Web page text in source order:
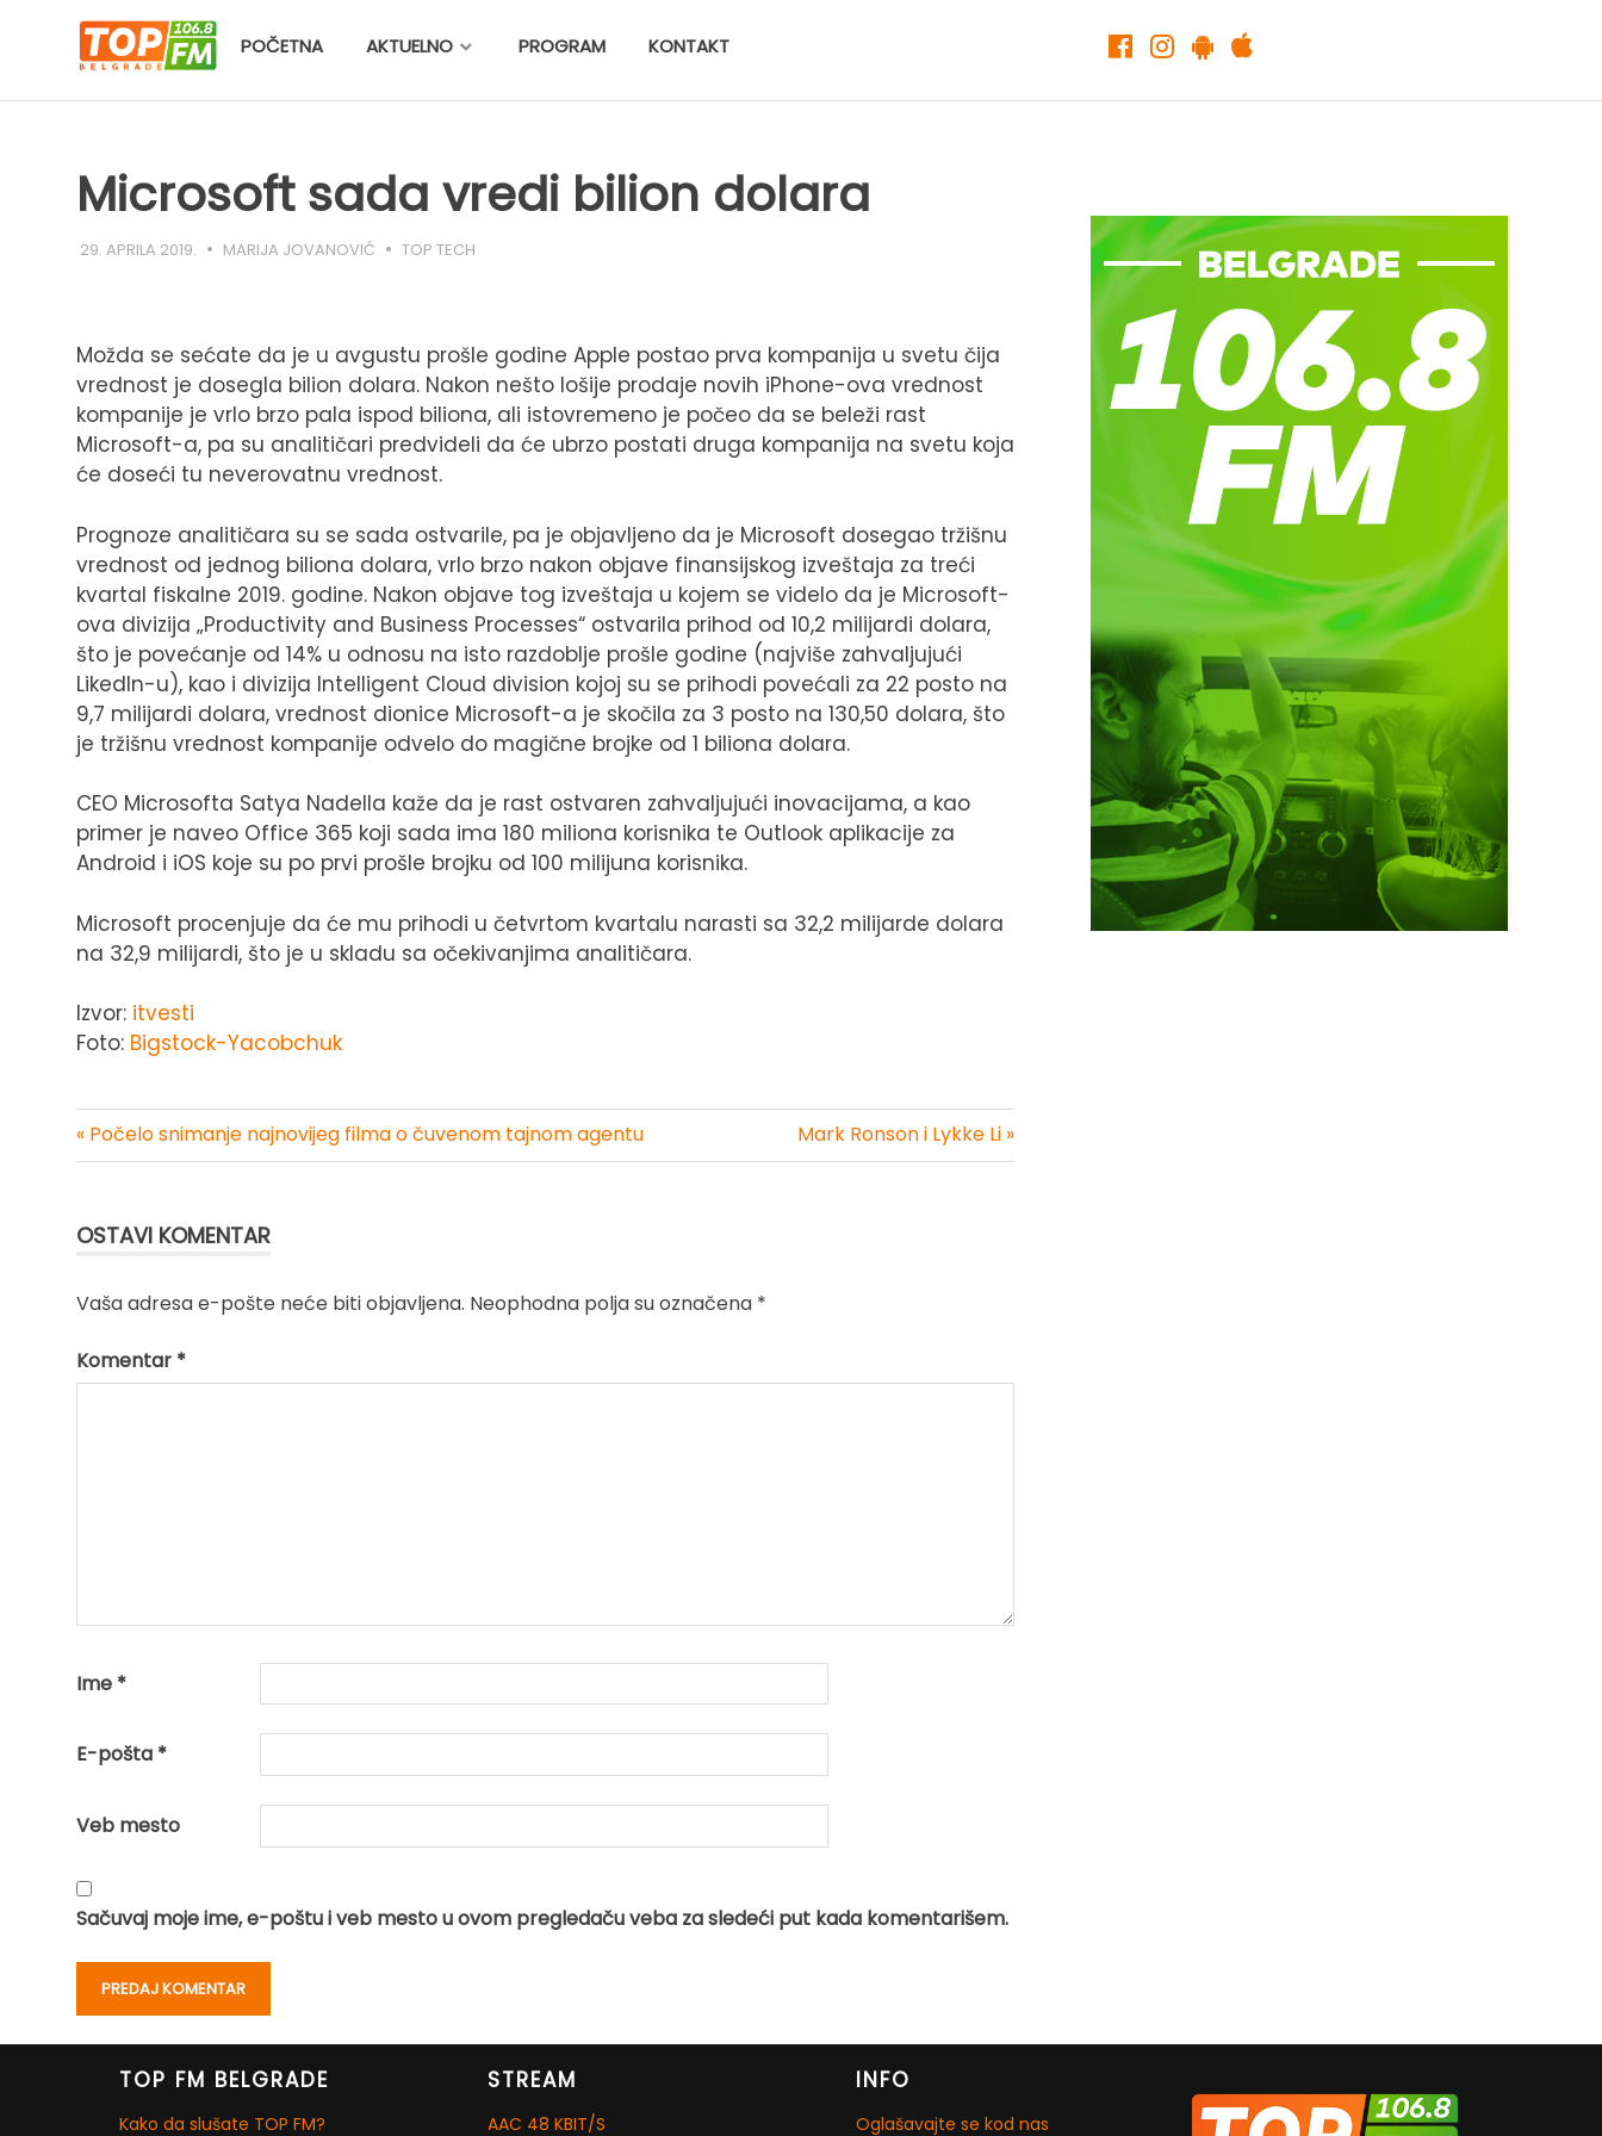
POČETNA AKTUELNO PROGRAM KONTAKT
Microsoft sada vredi bilion dolara
29. APRILA 2019. MARIJA JOVANOVIĆ TOP TECH
Možda se sećate da je u avgustu prošle godine Apple postao prva kompanija u svetu čija
vrednost je dosegla bilion dolara. Nakon nešto lošije prodaje novih iPhone-ova vrednost
kompanije je vrlo brzo pala ispod biliona, ali istovremeno je počeo da se beleži rast
Microsoft-a, pa su analitičari predvideli da će ubrzo postati druga kompanija na svetu koja
će doseći tu neverovatnu vrednost.
Prognoze analitičara su se sada ostvarile, pa je objavljeno da je Microsoft dosegao tržišnu
vrednost od jednog biliona dolara, vrlo brzo nakon objave finansijskog izveštaja za treći
kvartal fiskalne 2019. godine. Nakon objave tog izveštaja u kojem se videlo da je Microsoft-
ova divizija „Productivity and Business Processes“ ostvarila prihod od 10,2 milijardi dolara,
što je povećanje od 14% u odnosu na isto razdoblje prošle godine (najviše zahvaljujući
LikedIn-u), kao i divizija Intelligent Cloud division kojoj su se prihodi povećali za 22 posto na
9,7 milijardi dolara, vrednost dionice Microsoft-a je skočila za 3 posto na 130,50 dolara, što
je tržišnu vrednost kompanije odvelo do magične brojke od 1 biliona dolara.
CEO Microsofta Satya Nadella kaže da je rast ostvaren zahvaljujući inovacijama, a kao
primer je naveo Office 365 koji sada ima 180 miliona korisnika te Outlook aplikacije za
Android i iOS koje su po prvi prošle brojku od 100 milijuna korisnika.
Microsoft procenjuje da će mu prihodi u četvrtom kvartalu narasti sa 32,2 milijarde dolara
na 32,9 milijardi, što je u skladu sa očekivanjima analitičara.
Izvor: itvesti
Foto: Bigstock-Yacobchuk
Kretanje
« Počelo snimanje najnovijeg filma o čuvenom tajnom agentu Mark Ronson i Lykke Li »
OSTAVI KOMENTAR
Vaša adresa e-pošte neće biti objavljena. Neophodna polja su označena *
Komentar *
Ime *
E-pošta *
Veb mesto
Sačuvaj moje ime, e-poštu i veb mesto u ovom pregledaču veba za sledeći put kada komentarišem.
TOP FM BELGRADE
Kako da slušate TOP FM?
STREAM
AAC 48 KBIT/S
INFO
Oglašavajte se kod nas